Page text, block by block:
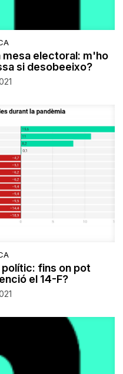
electoral: m'ho
si desobeeixo?
fins on pot
el 14-F?